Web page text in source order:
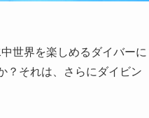
世界を楽しめるダイバーに
？それは、さらにダイビン